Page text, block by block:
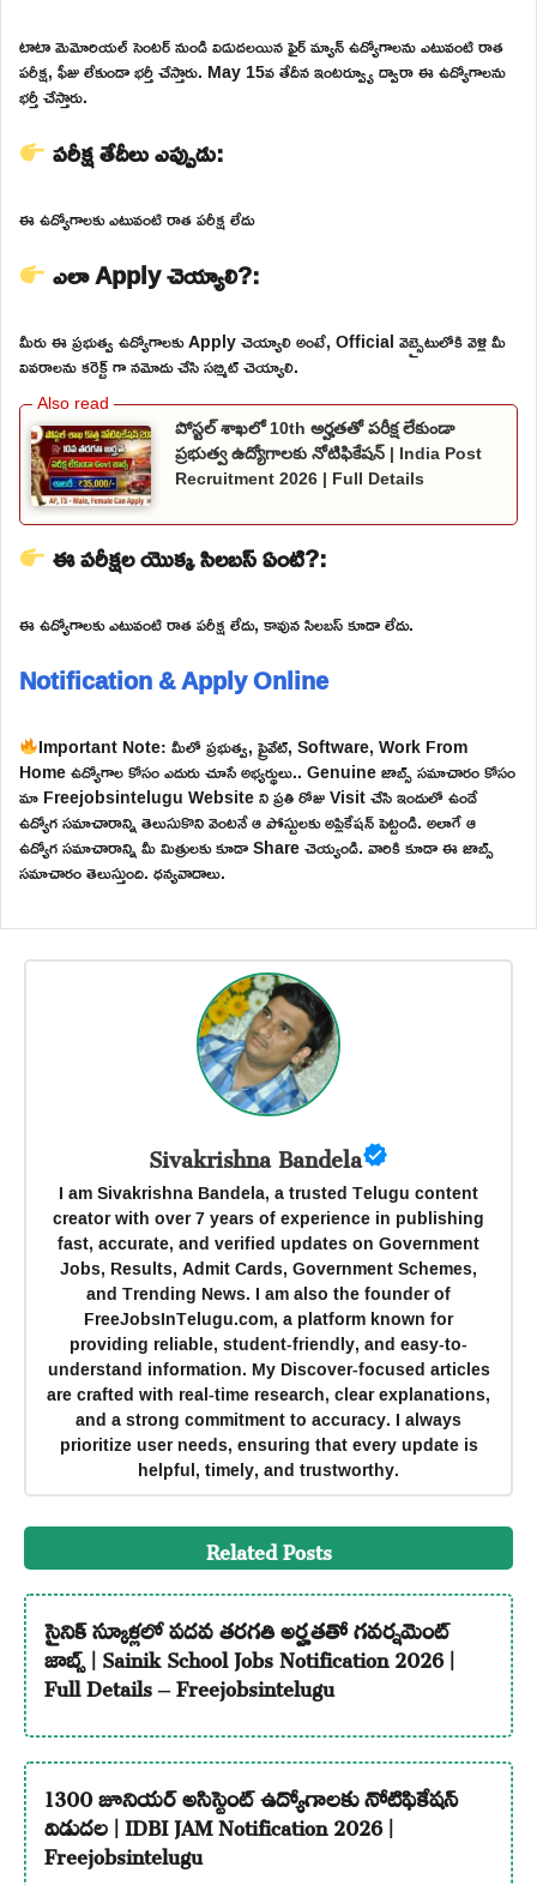
టాటా మెమోరియల్ సెంటర్ నుండి విడుదలయిన ఫైర్ మ్యాన్ ఉద్యోగాలను ఎటువంటి రాత
పరీక్ష, ఫీజు లేకుండా భర్తీ చేస్తారు. May 15వ తేదీన ఇంటర్వ్యూ ద్వారా ఈ ఉద్యోగాలను
భర్తీ చేస్తారు.
పరీక్ష తేదీలు ఎప్పుడు:
ఈ ఉద్యోగాలకు ఎటువంటి రాత పరీక్ష లేదు
ఎలా Apply చెయ్యాలి?:
మీరు ఈ ప్రభుత్వ ఉద్యోగాలకు Apply చెయ్యాలి అంటే, Official వెబ్సైటులోకి వెళ్లి మీ
వివరాలను కరెక్ట్ గా నమోదు చేసి సబ్మిట్ చెయ్యాలి.
పోస్టల్ శాఖలో 10th అర్హతతో పరీక్ష లేకుండా
ప్రభుత్వ ఉద్యోగాలకు నోటిఫికేషన్ | India Post
Recruitment 2026 | Full Details
ఈ పరీక్షల యొక్క సిలబస్ ఏంటి?:
ఈ ఉద్యోగాలకు ఎటువంటి రాత పరీక్ష లేదు, కావున సిలబస్ కూడా లేదు.
Notification & Apply Online
Important Note: మీలో ప్రభుత్వ, ప్రైవేట్, Software, Work From
Home ఉద్యోగాల కోసం ఎదురు చూసే అభ్యర్థులు.. Genuine జాబ్స్ సమాచారం కోసం
మా Freejobsintelugu Website ని ప్రతి రోజు Visit చేసి ఇందులో ఉండే
ఉద్యోగ సమాచారాన్ని తెలుసుకొని వెంటనే ఆ పోస్టులకు అప్లికేషన్ పెట్టండి. అలాగే ఆ
ఉద్యోగ సమాచారాన్ని మీ మిత్రులకు కూడా Share చెయ్యండి. వారికి కూడా ఈ జాబ్స్
సమాచారం తెలుస్తుంది. ధన్యవాదాలు.
Sivakrishna Bandela
I am Sivakrishna Bandela, a trusted Telugu content
creator with over 7 years of experience in publishing
fast, accurate, and verified updates on Government
Jobs, Results, Admit Cards, Government Schemes,
and Trending News. I am also the founder of
FreeJobsInTelugu.com, a platform known for
providing reliable, student-friendly, and easy-to-
understand information. My Discover-focused articles
are crafted with real-time research, clear explanations,
and a strong commitment to accuracy. I always
prioritize user needs, ensuring that every update is
helpful, timely, and trustworthy.
Related Posts
సైనిక్ స్కూళ్లలో పదవ తరగతి అర్హతతో గవర్నమెంట్
జాబ్స్ | Sainik School Jobs Notification 2026 |
Full Details – Freejobsintelugu
1300 జూనియర్ అసిస్టెంట్ ఉద్యోగాలకు నోటిఫికేషన్
విడుదల | IDBI JAM Notification 2026 |
Freejobsintelugu